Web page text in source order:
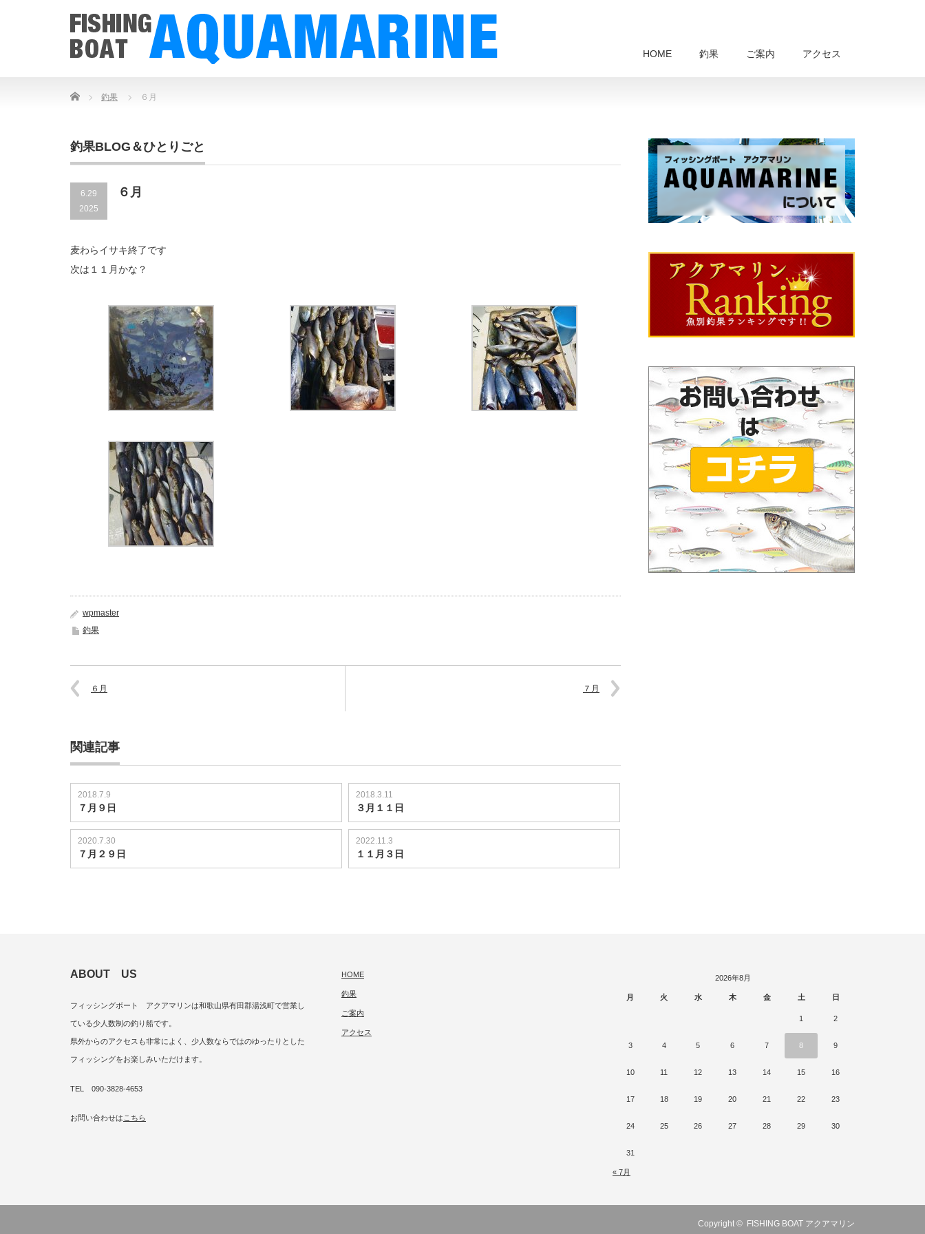
HOME 釣果 ご案内 アクセス
Home 釣果 ６月
釣果BLOG＆ひとりごと
6.29
2025
６月
麦わらイサキ終了です
次は１１月かな？
wpmaster
釣果
６月 ７月
関連記事
2018.7.9
７月９日
2018.3.11
３月１１日
2020.7.30
７月２９日
2022.11.3
１１月３日
ABOUT US
フィッシングボート アクアマリンは和歌山県有田郡湯浅町で営業し
ている少人数制の釣り船です。
県外からのアクセスも非常によく、少人数ならではのゆったりとした
フィッシングをお楽しみいただけます。
TEL 090-3828-4653
お問い合わせは こちら
HOME
釣果
ご案内
アクセス
2026年8月
月 火 水 木 金 土 日
1 2
3 4 5 6 7 8 9
10 11 12 13 14 15 16
17 18 19 20 21 22 23
24 25 26 27 28 29 30
31
« 7月
Copyright © FISHING BOAT アクアマリン